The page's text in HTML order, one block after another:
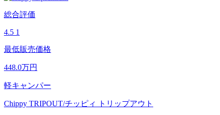
総合評価
4.5 1
最低販売価格
448.0万円
軽キャンパー
Chippy TRIPOUT/チッピィ トリップアウト